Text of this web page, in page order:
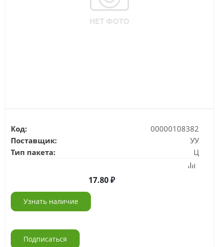
Код:
00000108382
Поставщик:
УУ
Тип пакета:
Ц
17.80
Узнать наличие
Подписаться